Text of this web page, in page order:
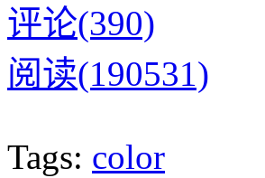
评论(390)
阅读(190531)
Tags: color